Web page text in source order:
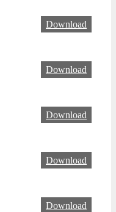
Download
Download
Download
Download
Download